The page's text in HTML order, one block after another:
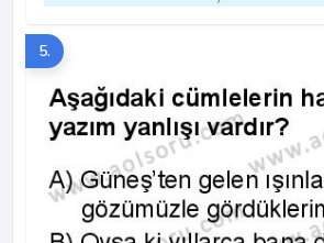
5.